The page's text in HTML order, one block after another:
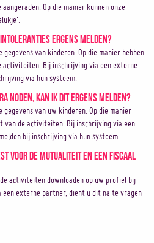
Op die manier kunnen onze
ergens melden?
van kinderen. Op die manier hebben
Bij inschrijving via een externe
via hun systeem.
noden, kan ik dit ergens melden?
van uw kinderen. Op die manier
de activiteiten. Bij inschrijving via een
bij inschrijving via hun systeem.
voor de mutualiteit en een fiscaal
de activiteiten downloaden op uw profiel bij
een externe partner, dient u dit na te vragen